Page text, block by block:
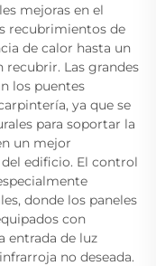
mejoras en el
recubrimientos de
de calor hasta un
recubrir. Las grandes
los puentes
ya que se
para soportar la
un mejor
edificio. El control
donde los paneles
con
entrada de luz
no deseada.